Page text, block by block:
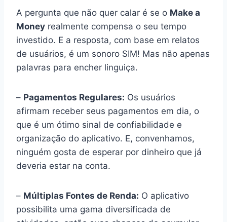
A pergunta que não quer calar é se o Make a
Money realmente compensa o seu tempo
investido. E a resposta, com base em relatos
de usuários, é um sonoro SIM! Mas não apenas
palavras para encher linguiça.
– Pagamentos Regulares: Os usuários
afirmam receber seus pagamentos em dia, o
que é um ótimo sinal de confiabilidade e
organização do aplicativo. E, convenhamos,
ninguém gosta de esperar por dinheiro que já
deveria estar na conta.
– Múltiplas Fontes de Renda: O aplicativo
possibilita uma gama diversificada de